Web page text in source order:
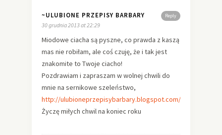
Reply
~ULUBIONE PRZEPISY BARBARY
30 grudnia 2013 at 22:29
Miodowe ciacha są pyszne, co prawda z kaszą
mas nie robiłam, ale coś czuję, że i tak jest
znakomite to Twoje ciacho!
Pozdrawiam i zapraszam w wolnej chwili do
mnie na sernikowe szeleństwo,
http://ulubioneprzepisybarbary.blogspot.com/2013/12/
Życzę miłych chwil na koniec roku